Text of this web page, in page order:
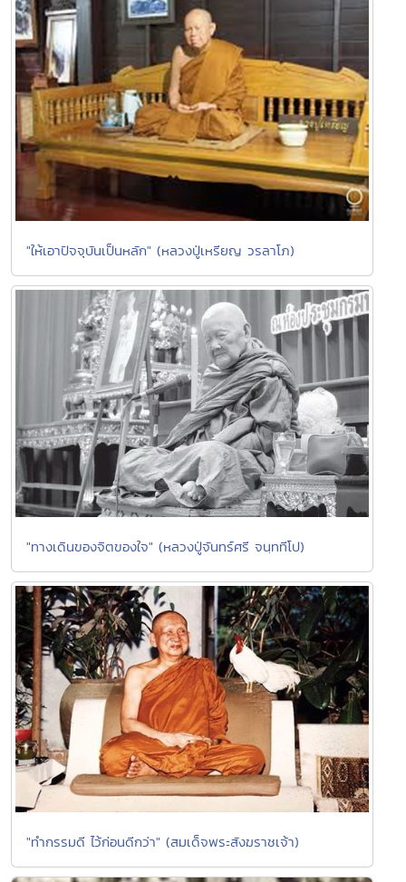
"ให้เอาปัจจุบันเป็นหลัก" (หลวงปู่เหรียญ วรลาโภ)
"ทางเดินของจิตของใจ" (หลวงปู่จันทร์ศรี จนฺททีโป)
"ทำกรรมดี ไว้ก่อนดีกว่า" (สมเด็จพระสังฆราชเจ้า)